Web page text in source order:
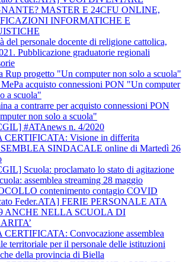
MASTER E 24CFU ONLINE,
INFORMATICHE E
del personale docente di religione cattolica,
Pubblicazione graduatorie regionali
Rup progetto "Un computer non solo a scuola"
acquisto connessioni PON "Un computer
a scuola"
a contrarre per acquisto connessioni PON
non solo a scuola"
#ATAnews n. 4/2020
CERTIFICATA: Visione in differita
SINDACALE online di Martedì 26
Scuola: proclamato lo stato di agitazione
assemblea streaming 28 maggio
contenimento contagio COVID
Feder.ATA] FERIE PERSONALE ATA
ANCHE NELLA SCUOLA DI
CERTIFICATA: Convocazione assemblea
territoriale per il personale delle istituzioni
della provincia di Biella